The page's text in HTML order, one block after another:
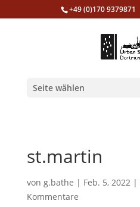
+49 (0)170 9379871
Seite wählen
st.martin
von g.bathe | Feb. 5, 2022|
Kommentare